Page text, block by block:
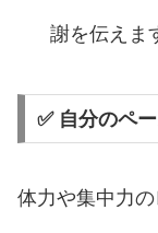
謝を伝えま
✅ 自分のペ
体力や集中力